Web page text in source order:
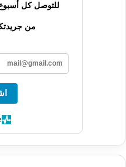
للتوصل كل أسبوع
من